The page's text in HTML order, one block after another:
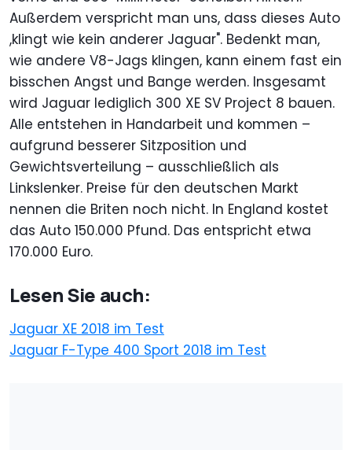
Außerdem verspricht man uns, dass dieses Auto
,klingt wie kein anderer Jaguar". Bedenkt man,
wie andere V8-Jags klingen, kann einem fast ein
bisschen Angst und Bange werden. Insgesamt
wird Jaguar lediglich 300 XE SV Project 8 bauen.
Alle entstehen in Handarbeit und kommen –
aufgrund besserer Sitzposition und
Gewichtsverteilung – ausschließlich als
Linkslenker. Preise für den deutschen Markt
nennen die Briten noch nicht. In England kostet
das Auto 150.000 Pfund. Das entspricht etwa
170.000 Euro.
Lesen Sie auch:
Jaguar XE 2018 im Test
Jaguar F-Type 400 Sport 2018 im Test